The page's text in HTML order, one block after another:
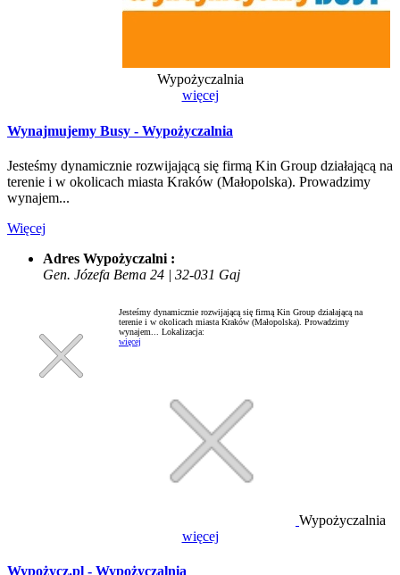
Wypożyczalnia
więcej
Wynajmujemy Busy - Wypożyczalnia
Jesteśmy dynamicznie rozwijającą się firmą Kin Group działającą na
terenie i w okolicach miasta Kraków (Małopolska). Prowadzimy
wynajem...
Więcej
Adres Wypożyczalni :
Gen. Józefa Bema 24 | 32-031 Gaj
Jesteśmy dynamicznie rozwijającą się firmą Kin Group działającą na
terenie i w okolicach miasta Kraków (Małopolska). Prowadzimy
wynajem... Lokalizacja:
więcej
Wypożyczalnia
więcej
Wypożycz.pl - Wypożyczalnia